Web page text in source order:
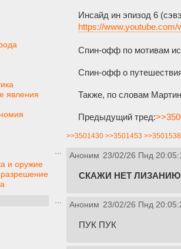
явления
и оружие
Инсайд ин эпизод 6
https://
Спин-офф по мотивам
Спин-офф о
Также, по словам
Предыдущий тред:
>>3501430 >>3501453 >>3501538
Аноним 23/02/26 Пнд
СКАЖИ НЕТ
Аноним 23/02/26 Пнд
ПУК ПУК